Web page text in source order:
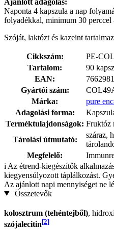
Naponta 4 kapszula a nap
folyadékkal, minimum 30 perccel
Szóját, laktózt és kazeint
Cikkszám:
PE-
Tartalom:
90
EAN:
Gyártói szám:
Márka:
pure
Adagolási forma:
Terméktulajdonságok: Fruktóz
Tárolási útmutató:
száraz,
Megfelelő:
i Az étrend-kiegészítők
kiegyensúlyozott táplálkozást.
Az ajánlott napi mennyiséget ne
Összetevők
kolosztrum (tehéntejből),
szójalecitin[2]